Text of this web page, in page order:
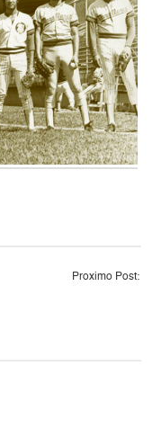
Proximo Post: